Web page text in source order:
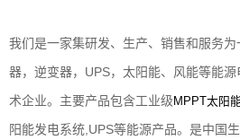
我们是一家集研发、生产、销售和服务为
器， 逆变器，UPS，太阳能、风能等能
术企业。主要产品包含工业级 MPPT太阳
阳能发电系统,UPS等能源产品。是中国